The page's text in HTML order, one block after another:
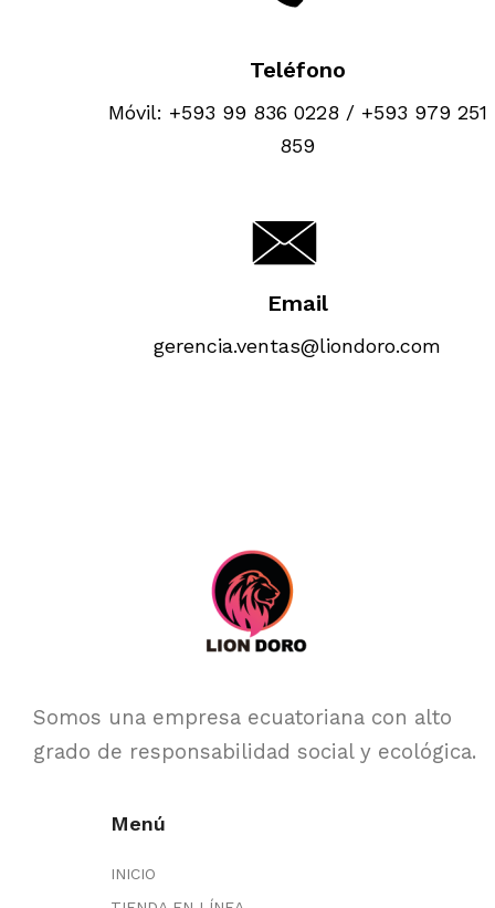
Teléfono
Móvil: +593 99 836 0228 / +593 979 251
859
Email
gerencia.ventas@liondoro.com
Somos una empresa ecuatoriana con alto
grado de responsabilidad social y ecológica.
Menú
INICIO